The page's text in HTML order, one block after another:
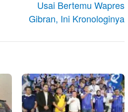
Usai Bertemu Wapres
Gibran, Ini Kronologinya